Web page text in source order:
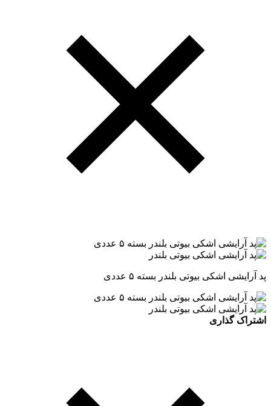
پد آرایشی اشکی بیوتی بلندر بسته ۵ عددی
اشتراک گذاری